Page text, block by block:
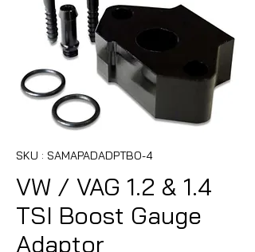
SKU : SAMAPADADPTBO-4
VW / VAG 1.2 & 1.4
TSI Boost Gauge
Adaptor